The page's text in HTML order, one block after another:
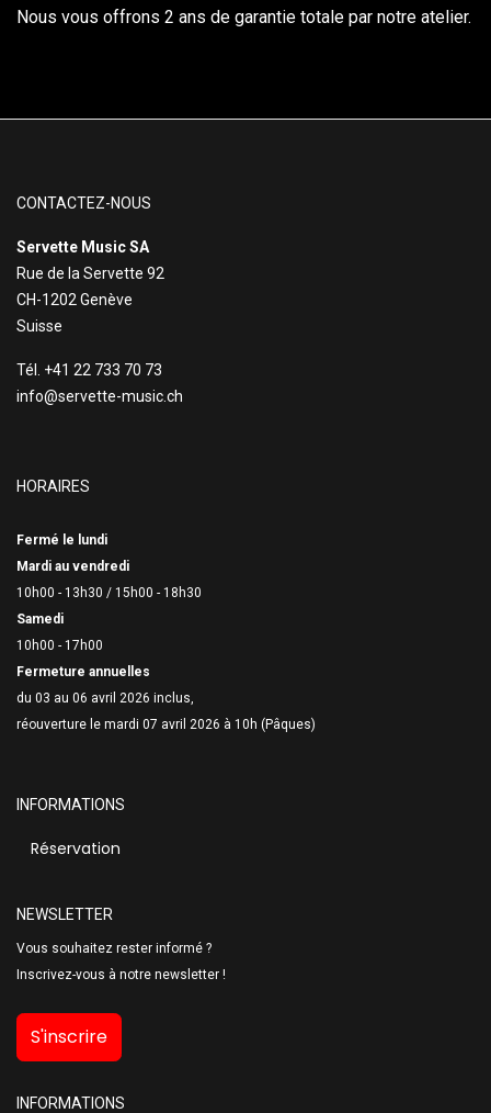
Nous vous offrons 2 ans de garantie totale par notre atelier.
CONTACTEZ-NOUS
Servette Music SA
Rue de la Servette 92
CH-1202 Genève
Suisse
Tél. +41 22 733 70 73
info@servette-music.ch
HORAIRES
Fermé le lundi
Mardi au vendredi
10h00 - 13h30 / 15h00 - 18h30
Samedi
10h00 - 17h00
Fermeture annuelles
du 03 au 06 avril 2026 inclus,
réouverture le mardi 07 avril 2026 à 10h (Pâques)
INFORMATIONS
Réservation
NEWSLETTER
Vous souhaitez rester informé ?
Inscrivez-vous à notre newsletter !
S'inscrire
INFORMATIONS